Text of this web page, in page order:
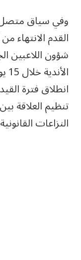
وفي سياق
القدم الانتهاء
شؤون اللاعبين
انطلاق فترة
تنظيم العلاقة
النزاعات